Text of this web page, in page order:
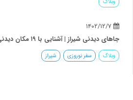
وبلاگ
جاهای دیدنی شیراز | آشنایی با ۱۹ مکان دیدنی و تفریحی
وبلاگ سفر نوروزی شیراز